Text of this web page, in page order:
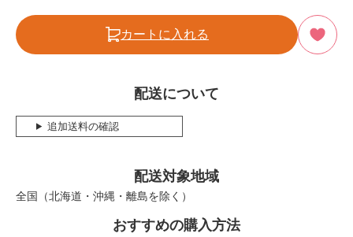
カートに入れる
配送について
追加送料の確認
配送対象地域
全国（北海道・沖縄・離島を除く）
おすすめの購入方法